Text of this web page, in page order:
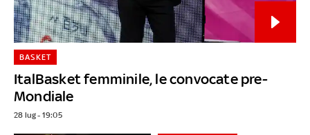
ItalBasket femminile, le convocate pre-
Mondiale
BASKET
28 lug - 19:05